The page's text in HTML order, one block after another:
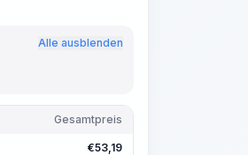
Alle ausblenden
Gesamtpreis
€53,19